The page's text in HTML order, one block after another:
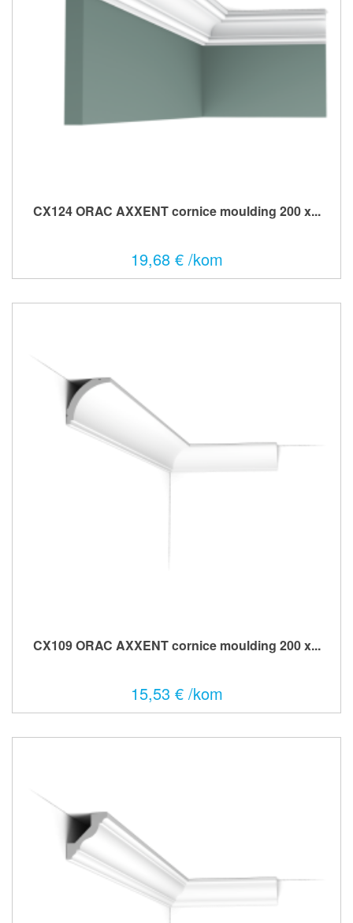
CX124 ORAC AXXENT cornice moulding 200 x...
19,68 € /kom
CX109 ORAC AXXENT cornice moulding 200 x...
15,53 € /kom